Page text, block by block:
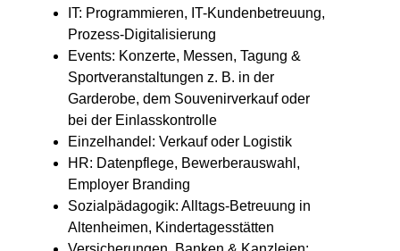
IT: Programmieren, IT-Kundenbetreuung,
Prozess-Digitalisierung
Events: Konzerte, Messen, Tagung &
Sportveranstaltungen z. B. in der
Garderobe, dem Souvenirverkauf oder
bei der Einlasskontrolle
Einzelhandel: Verkauf oder Logistik
HR: Datenpflege, Bewerberauswahl,
Employer Branding
Sozialpädagogik: Alltags-Betreuung in
Altenheimen, Kindertagesstätten